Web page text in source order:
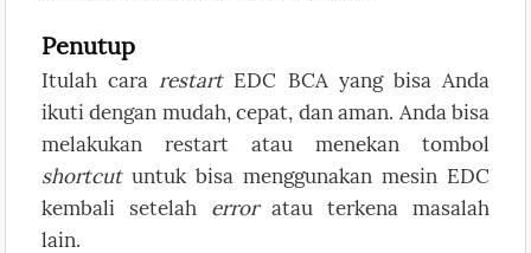
Penutup
Itulah cara restartEDC BCA yang bisa Anda
ikuti dengan mudah, cepat, dan aman. Anda bisa
melakukan restart atau menekan tombol
shortcutuntuk bisa menggunakan mesin EDC
kembali setelah erroratau terkena masalah
lain.